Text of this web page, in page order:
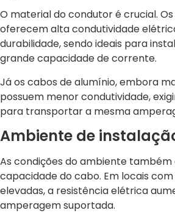
O material do condutor é crucial.
oferecem alta condutividade
durabilidade, sendo ideais para
grande capacidade de corrente.
Já os cabos de alumínio, embora
possuem menor condutividade,
para transportar a mesma
Ambiente de
As condições do ambiente
capacidade do cabo. Em locais
elevadas, a resistência elétrica
amperagem suportada.